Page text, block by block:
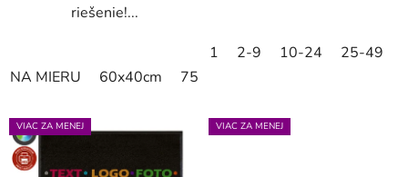
riešenie!...
NA MIERU 60x40cm 75x60cm
1 2-9 10-24 25-49
VIAC ZA MENEJ VIAC ZA MENEJ